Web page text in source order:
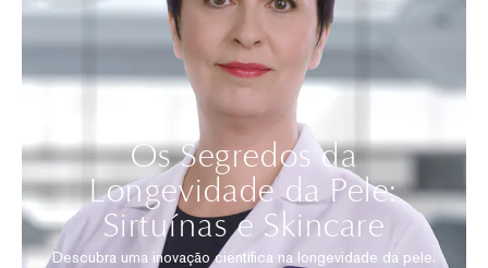
Os Segredos da
Longevidade da Pele:
Sirtuínas e Skincare
Descubra uma inovação científica na longevidade da pele.